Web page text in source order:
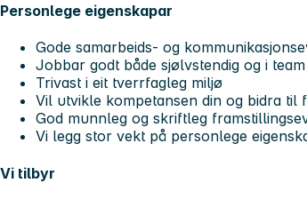
Personlege eigenskapar
Gode samarbeids- og
Jobbar godt både sjølvstendig og i team
Trivast i eit tverrfagleg miljø
Vil utvikle kompetansen din og bidra til
God munnleg og skriftleg
Vi legg stor vekt på personlege
Vi tilbyr